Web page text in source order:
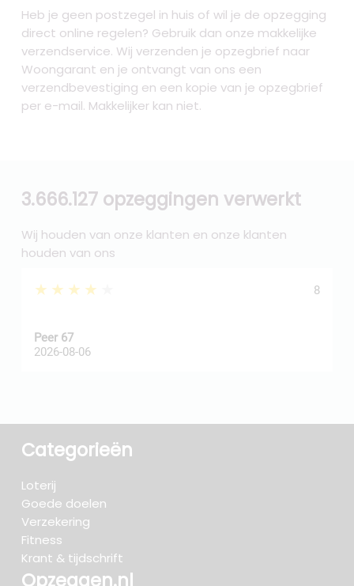
Heb je geen postzegel in huis of wil je de opzegging
direct online regelen? Gebruik dan onze makkelijke
verzendservice. Wij verzenden je opzegbrief naar
Woongarant en je ontvangt van ons een
verzendbevestiging en een kopie van je opzegbrief
per e-mail. Makkelijker kan niet.
3.666.127 opzeggingen verwerkt
Wij houden van onze klanten en onze klanten
houden van ons
★★★★★ 8
Peer 67
2026-08-06
Categorieën
Loterij
Goede doelen
Verzekering
Fitness
Krant & tijdschrift
Opzeggen.nl